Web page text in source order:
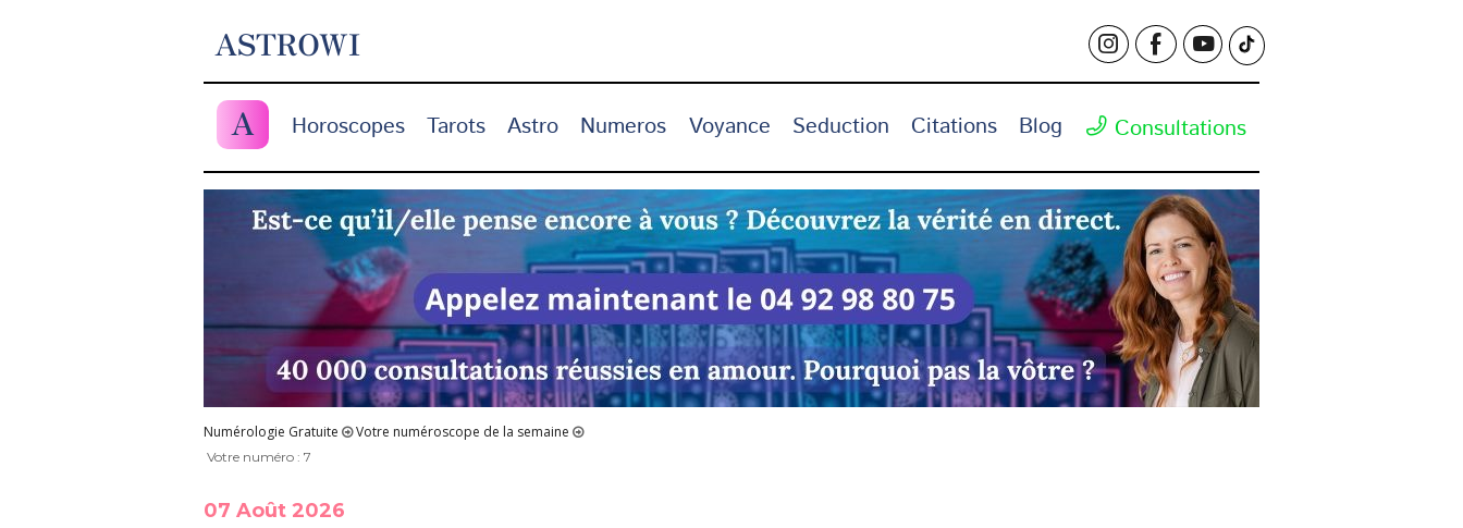
ASTROWI
A Horoscopes Tarots Astro Numeros Voyance Seduction Citations Blog Consultations
Numérologie Gratuite Votre numéroscope de la semaine
Votre numéro : 7
07 Août 2026